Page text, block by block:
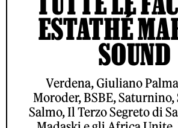
ESTATHÉ
SOUND
Verdena, Giuliano
Moroder, BSBE,
Salmo, Il Terzo Segreto di